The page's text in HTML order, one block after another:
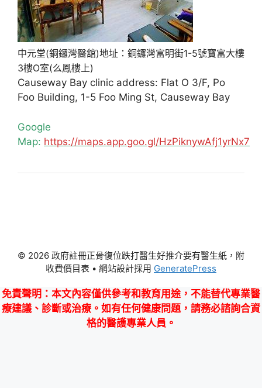
中元堂(銅鑼灣醫舘)地址：銅鑼灣富明街1-5號寶富大樓
3樓O室(么鳳樓上)
Causeway Bay clinic address: Flat O 3/F, Po
Foo Building, 1-5 Foo Ming St, Causeway Bay
Google
Map: https://maps.app.goo.gl/HzPiknywAfj1yrNx7
© 2026 政府註冊正骨復位跌打醫生好推介要有醫生紙，附
收費價目表 • 網站設計採用 GeneratePress
免責聲明 ：本文內容僅供參考和教育用途，不能替代專業醫
療建議、診斷或治療。如有任何健康問題，請務必諮詢合資
格的醫護專業人員。